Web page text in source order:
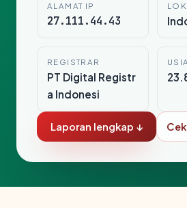
ALAMAT IP
27.111.44.43
REGISTRAR
PT Digital Registr
a Indonesi
Laporan lengkap ↓